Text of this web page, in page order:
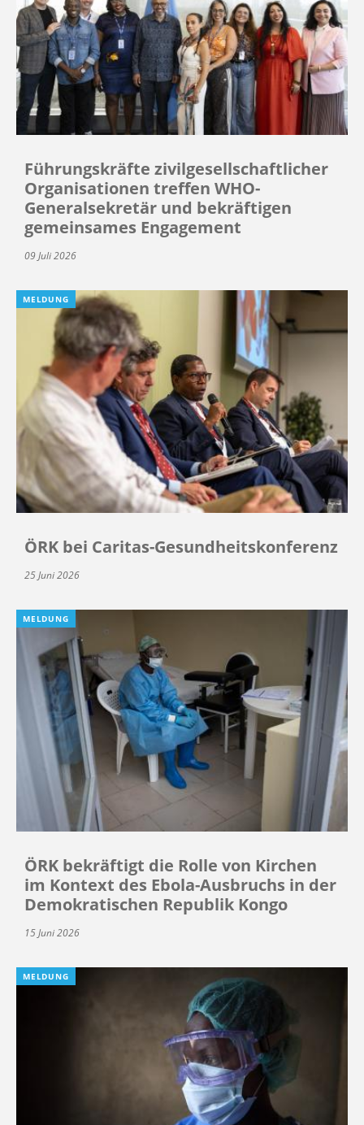
Führungskräfte zivilgesellschaftlicher
Organisationen treffen WHO-
Generalsekretär und bekräftigen
gemeinsames Engagement
09 Juli 2026
MELDUNG
ÖRK bei Caritas-Gesundheitskonferenz
25 Juni 2026
MELDUNG
ÖRK bekräftigt die Rolle von Kirchen
im Kontext des Ebola-Ausbruchs in der
Demokratischen Republik Kongo
15 Juni 2026
MELDUNG